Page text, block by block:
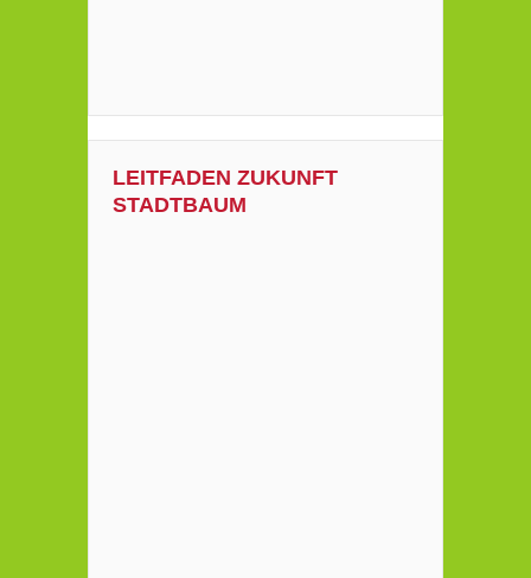
LEITFADEN ZUKUNFT
STADTBAUM